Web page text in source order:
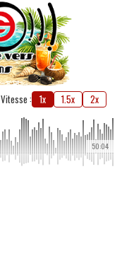
Vitesse : 1x 1.5x 2x
50:04